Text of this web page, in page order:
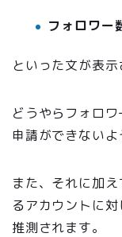
フォロワー
といった文が表示
どうやらフォロ
申請ができないよ
また、それに加
るアカウントに
推測されます。